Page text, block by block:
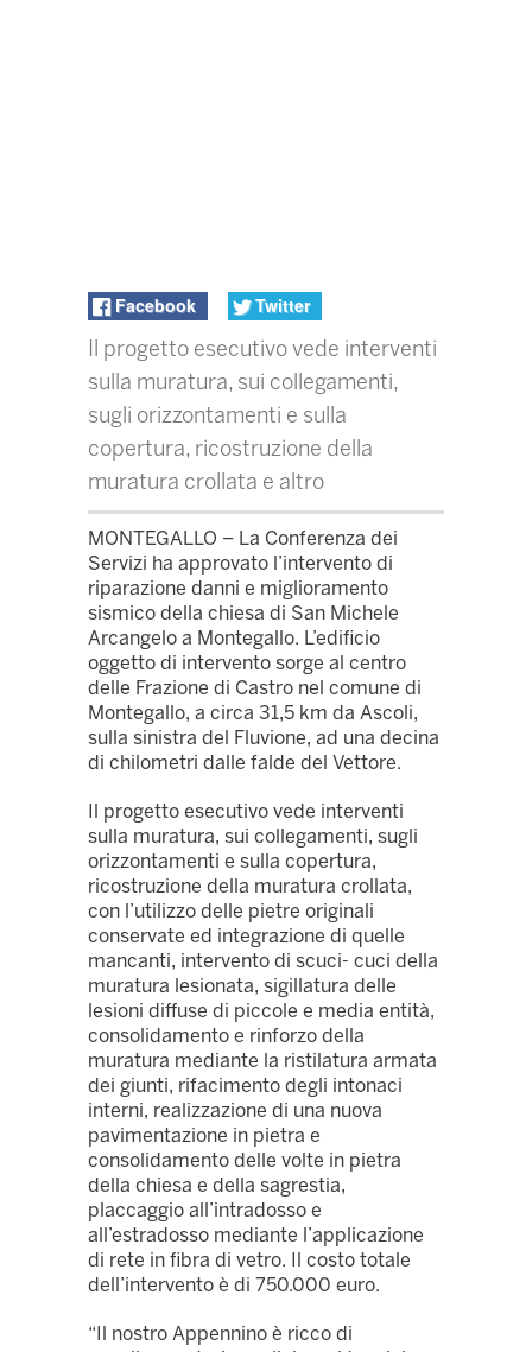
Facebook Twitter
Il progetto esecutivo vede interventi
sulla muratura, sui collegamenti,
sugli orizzontamenti e sulla
copertura, ricostruzione della
muratura crollata e altro
MONTEGALLO – La Conferenza dei
Servizi ha approvato l’intervento di
riparazione danni e miglioramento
sismico della chiesa di San Michele
Arcangelo a Montegallo. L’edificio
oggetto di intervento sorge al centro
delle Frazione di Castro nel comune di
Montegallo, a circa 31,5 km da Ascoli,
sulla sinistra del Fluvione, ad una decina
di chilometri dalle falde del Vettore.
Il progetto esecutivo vede interventi
sulla muratura, sui collegamenti, sugli
orizzontamenti e sulla copertura,
ricostruzione della muratura crollata,
con l’utilizzo delle pietre originali
conservate ed integrazione di quelle
mancanti, intervento di scuci- cuci della
muratura lesionata, sigillatura delle
lesioni diffuse di piccole e media entità,
consolidamento e rinforzo della
muratura mediante la ristilatura armata
dei giunti, rifacimento degli intonaci
interni, realizzazione di una nuova
pavimentazione in pietra e
consolidamento delle volte in pietra
della chiesa e della sagrestia,
placcaggio all’intradosso e
all’estradosso mediante l’applicazione
di rete in fibra di vetro. Il costo totale
dell’intervento è di 750.000 euro.
“Il nostro Appennino è ricco di